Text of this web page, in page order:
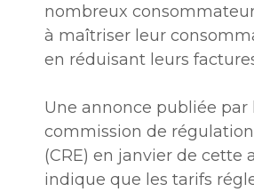
nombreux
à maîtriser leur
en réduisant leurs
Une annonce publiée par
commission de régulation
(CRE) en janvier de cette
indique que les tarifs